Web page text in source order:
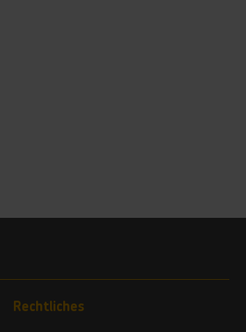
Rechtliches